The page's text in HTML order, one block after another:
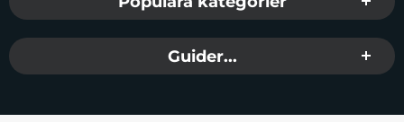
Guider...